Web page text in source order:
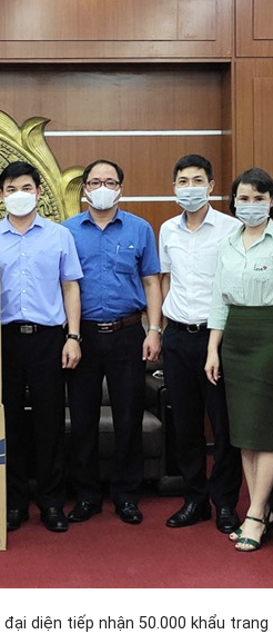
diện tiếp nhận 50.000 khẩu